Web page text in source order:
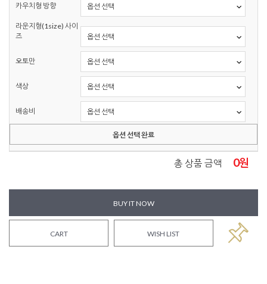
카우치형 방향
라운지형(1size) 사이
즈
오토만
색상
배송비
옵션 선택 완료
총 상품 금액 0원
BUY IT NOW
CART WISH LIST